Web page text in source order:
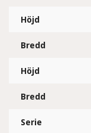
Höjd
Bredd
Höjd
Bredd
Serie